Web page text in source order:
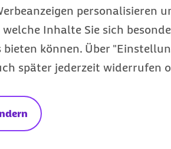
personalisieren
Inhalte Sie sich
bieten können. Über
später jederzeit widerrufen